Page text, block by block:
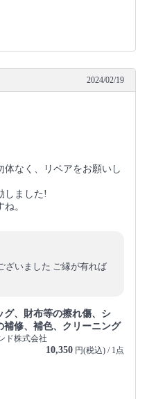
2024/02/19
なく、リペアをお願いし
しました!
。
ざいました ご縁が有れば
グ、財布等の擦れ傷、シ
補修、補色、クリーニング
ド株式会社
10,350 円(税込) / 1点